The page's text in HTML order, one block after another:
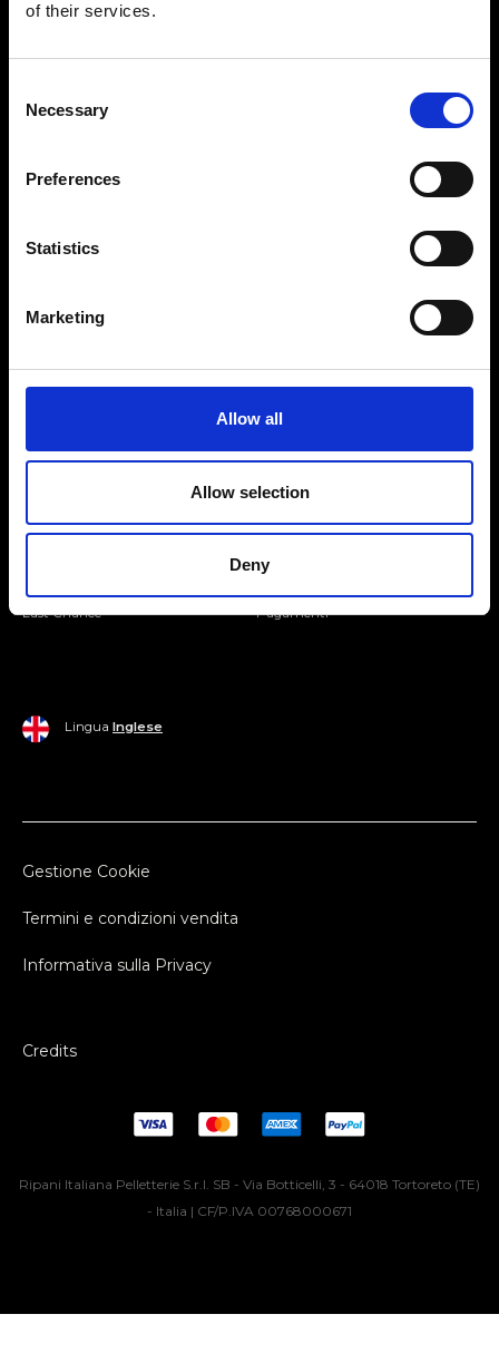
of their services.
Selection
Necessary
Preferences
Statistics
Marketing
Allow all
Allow selection
Deny
Trova il tuo negozio Ripani
Rispondiamo a tutte le tue
Mondo Ripani
Uomo
Last Chance
Mondo Ripani
Spedizione e Consegna
Policy di Reso
Pagamenti
Lingua Inglese
Gestione Cookie
Termini e condizioni vendita
Informativa sulla Privacy
Credits
Ripani Italiana Pelletterie S.r.l. SB - Via Botticelli, 3 - 64018 Tortoreto (TE)
- Italia | CF/P.IVA 00768000671